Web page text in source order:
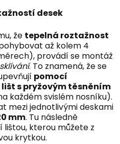
desek
že tepelná roztažnost
až kolem 4
provádí se montáž
. To znamená, že se
pomocí
s pryžovým těsněním
každém svislém nosníku).
mezi jednotlivými deskami
mm. Tu následně
kterou můžete z
krytkou.